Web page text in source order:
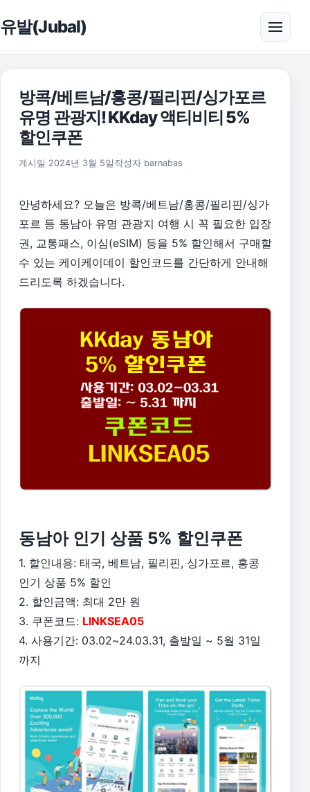
유발(Jubal) 메뉴
방콕/베트남/홍콩/필리핀/싱가포르
유명 관광지! KKday 액티비티 5%
할인쿠폰
게시일 2024년 3월 5일 작성자 barnabas
안녕하세요? 오늘은 방콕/베트남/홍콩/필리핀/싱가
포르 등 동남아 유명 관광지 여행 시 꼭 필요한 입장
권, 교통패스, 이심(eSIM) 등을 5% 할인해서 구매할
수 있는 케이케이데이 할인코드를 간단하게 안내해
드리도록 하겠습니다.
동남아 인기 상품 5% 할인쿠폰
1. 할인내용: 태국, 베트남, 필리핀, 싱가포르, 홍콩
인기 상품 5% 할인
2. 할인금액: 최대 2만 원
3. 쿠폰코드: LINKSEA05
4. 사용기간: 03.02~24.03.31, 출발일 ~ 5월 31일
까지